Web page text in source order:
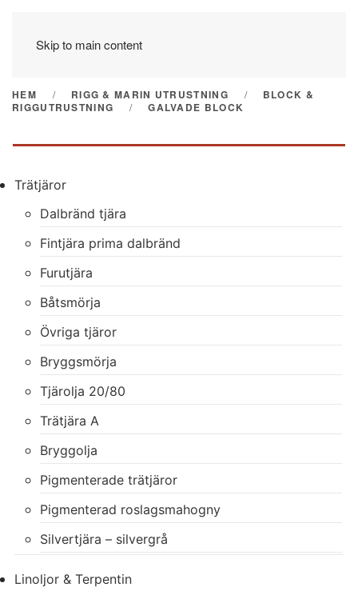
Skip to main content
HEM RIGG & MARIN UTRUSTNING
BLOCK &
RIGGUTRUSTNING
GALVADE BLOCK
Trätjäror
Dalbränd tjära
Fintjära prima dalbränd
Furutjära
Båtsmörja
Övriga tjäror
Bryggsmörja
Tjärolja 20/80
Trätjära A
Bryggolja
Pigmenterade trätjäror
Pigmenterad roslagsmahogny
Silvertjära – silvergrå
Linoljor & Terpentin